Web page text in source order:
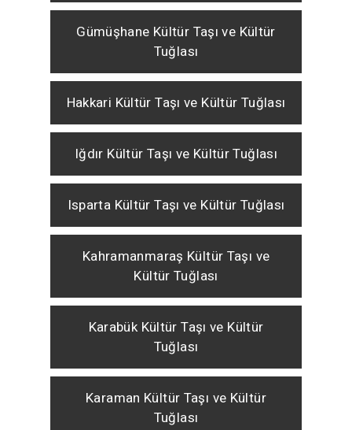
Gümüşhane Kültür Taşı ve Kültür
Tuğlası
Hakkari Kültür Taşı ve Kültür Tuğlası
Iğdır Kültür Taşı ve Kültür Tuğlası
Isparta Kültür Taşı ve Kültür Tuğlası
Kahramanmaraş Kültür Taşı ve
Kültür Tuğlası
Karabük Kültür Taşı ve Kültür
Tuğlası
Karaman Kültür Taşı ve Kültür
Tuğlası